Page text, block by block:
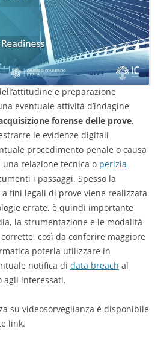
e preparazione
eventuale attività d’indagine
forense delle prove,
le evidenze digitali
procedimento penale o causa
relazione tecnica o perizia
i passaggi. Spesso la
fini legali di prove viene realizzata
errate, è quindi importante
la strumentazione e le modalità
così da conferire maggiore
poterla utilizzare in
notifica di data breach al
agli interessati.
su videosorveglianza è disponibile
link.